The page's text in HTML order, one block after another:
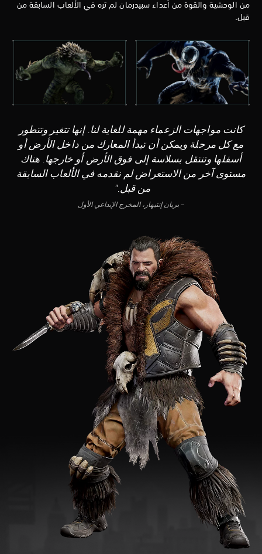
من الوحشية والقوة من أعداء سبيدرمان لم تره في الألعاب السابقة من
قبل.
كانت مواجهات الزعماء مهمة للغاية لنا. إنها تتغير وتتطور
مع كل مرحلة ويمكن أن تبدأ المعارك من داخل الأرض أو
أسفلها وتنتقل بسلاسة إلى فوق الأرض أو خارجها. هناك
مستوى آخر من الاستعراض لم نقدمه في الألعاب السابقة
من قبل."
– بريان إنتيهار، المخرج الإبداعي الأول